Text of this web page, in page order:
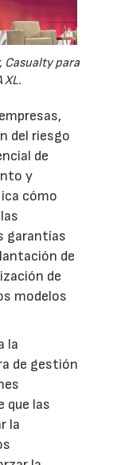
Casualty para
XL.
del riesgo
de
y
cómo
garantías
de
de
modelos
la
de gestión
que las
la